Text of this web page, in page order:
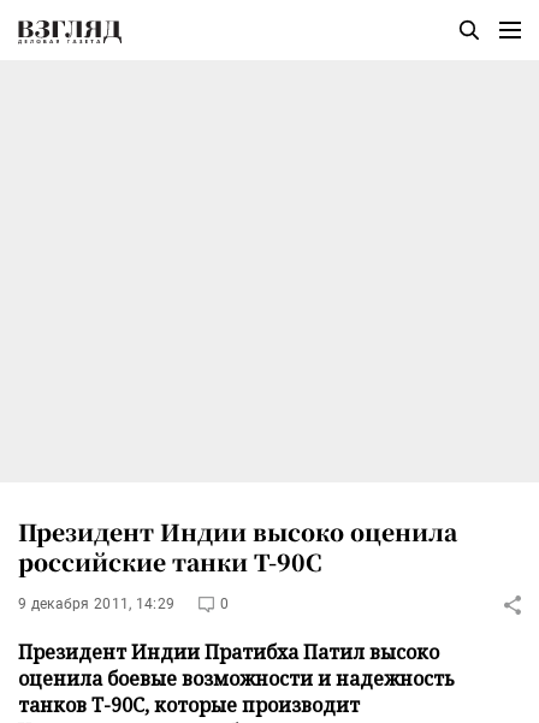
Президент Индии высоко оценила
российские танки Т-90С
9 декабря 2011, 14:29 0
Президент Индии Пратибха Патил высоко
оценила боевые возможности и надежность
танков Т-90С, которые производит